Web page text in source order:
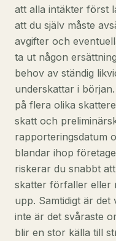
att alla intäkter först
att du själv måste
avgifter och
ta ut någon
behov av ständig
underskattar i
på flera olika
skatt och
rapporteringsdatum
blandar ihop
riskerar du snabbt
skatter förfaller eller
upp. Samtidigt är
inte är det svåraste
blir en stor källa till